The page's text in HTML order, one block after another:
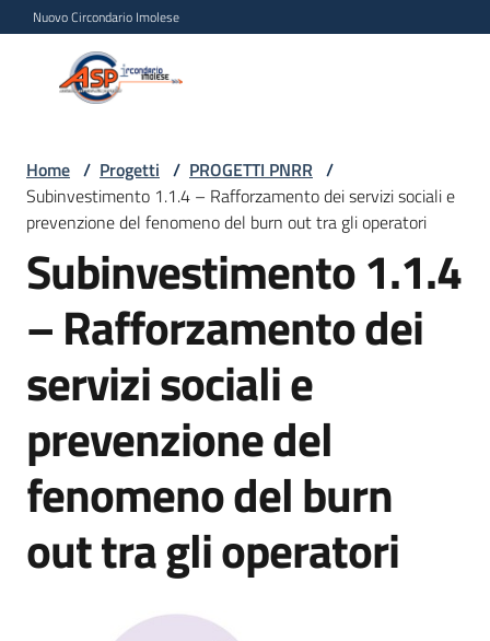
Vai al contenuto
Vai alla navigazione
Vai al footer
Nuovo Circondario Imolese
Persona
Circondario
Imolese
Chi
siamo
Servizi
Progetti
Menu selezionato
Novità
Home / Progetti / PROGETTI PNRR /
Subinvestimento 1.1.4 – Rafforzamento dei servizi sociali e
prevenzione del fenomeno del burn out tra gli operatori
Subinvestimento 1.1.4
– Rafforzamento dei
servizi sociali e
prevenzione del
fenomeno del burn
out tra gli operatori